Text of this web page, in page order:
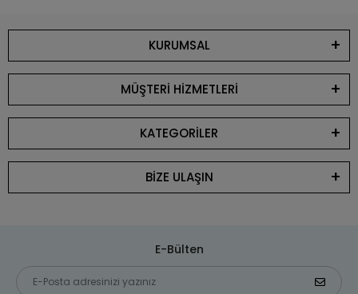
KURUMSAL
MÜŞTERİ HİZMETLERİ
KATEGORİLER
BİZE ULAŞIN
E-Bülten